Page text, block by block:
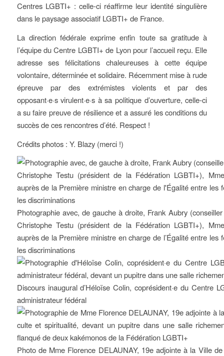
Centres LGBTI+ : celle-ci réaffirme leur identité singulière
dans le paysage associatif LGBTI+ de France.
La direction fédérale exprime enfin toute sa gratitude à
l’équipe du Centre LGBTI+ de Lyon pour l’accueil reçu. Elle
adresse ses félicitations chaleureuses à cette équipe
volontaire, déterminée et solidaire. Récemment mise à rude
épreuve par des extrémistes violents et par des
opposant·e·s virulent·e·s à sa politique d’ouverture, celle-ci
a su faire preuve de résilience et a assuré les conditions du
succès de ces rencontres d’été. Respect !
Crédits photos : Y. Blazy (merci !)
Photographie avec, de gauche à droite, Frank Aubry
Christophe Testu (président de la Fédération LGBTI+),
auprès de la Première ministre en charge de l’Égalité entre
les discriminations
Discours inaugural d’Héloïse Colin, coprésident·e du Centre
administrateur fédéral
Photo de Mme Florence DELAUNAY, 19e adjointe à la Ville